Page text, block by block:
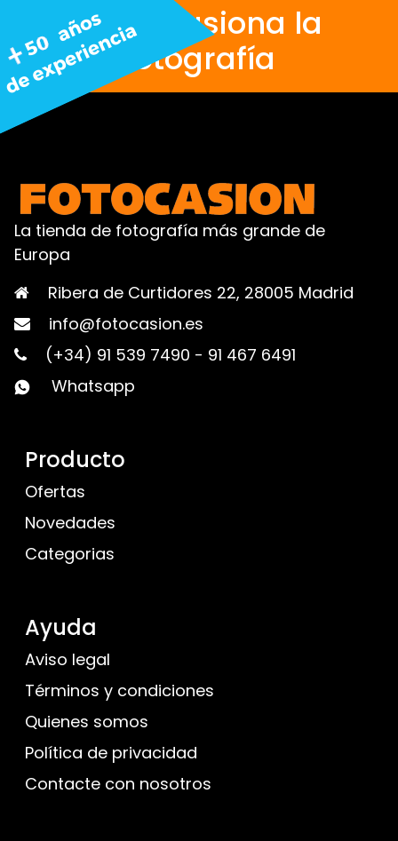
Nos apasiona la
fotografía
La tienda de fotografía más grande de
Europa
Ribera de Curtidores 22, 28005 Madrid
info@fotocasion.es
(+34) 91 539 7490 - 91 467 6491
Whatsapp
Producto
Ofertas
Novedades
Categorias
Ayuda
Aviso legal
Términos y condiciones
Quienes somos
Política de privacidad
Contacte con nosotros